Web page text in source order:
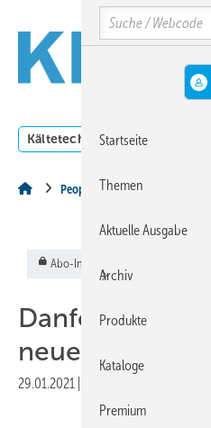
Hauptinhalt
Hauptmenü
SiteSearch
Kältetechnik Klimatechnik
People
Abo-Inhalt
Danfoss ➔
neuer
29.01.2021
Search
Startseite
Themen
Aktuelle Ausgabe
Archiv
Produkte
Kataloge
Premium